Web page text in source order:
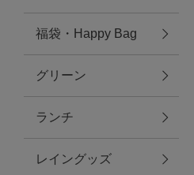
レイングッズ
アクセサリー
ファッション雑貨
ファッショングッズ
福袋・Happy Bag
グリーン
ランチ
レイングッズ